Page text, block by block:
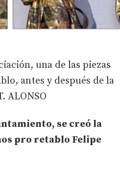
una de las piezas
antes y después de la
ALONSO
se creó la
pro retablo Felipe